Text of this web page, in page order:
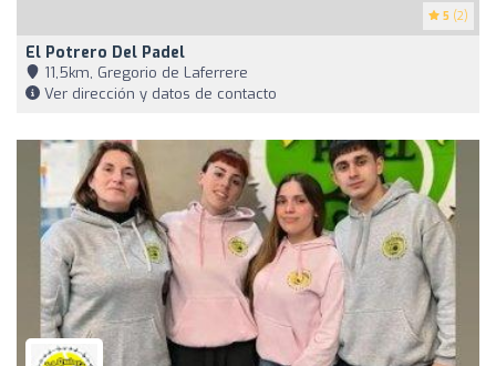
5 (2)
El Potrero Del Padel
11,5km, Gregorio de Laferrere
Ver dirección y datos de contacto